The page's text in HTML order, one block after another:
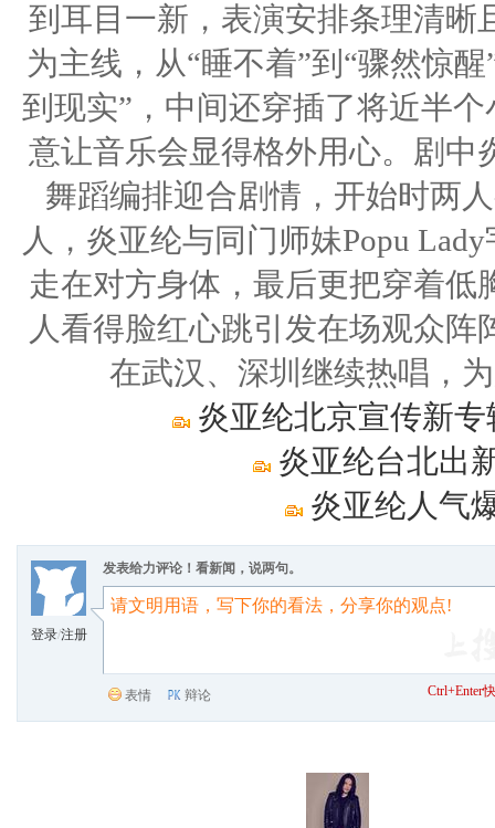
到耳目一新，表演安排条理清晰
为主线，从“睡不着”到“骤然惊
到现实”，中间还穿插了将近半
意让音乐会显得格外用心。剧中
舞蹈编排迎合剧情，开始时两
人，炎亚纶与同门师妹Popu
走在对方身体，最后更把穿着
人看得脸红心跳引发在场观众
在武汉、深圳继续热唱，
炎亚纶北京宣传新
炎亚纶台北出
炎亚纶人气
登录/注册
发表给力评论！看新闻，说两句。
表情 辩论 Ctrl+Enter